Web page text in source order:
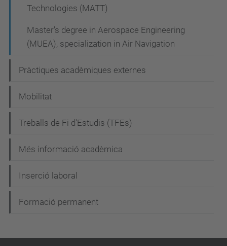
Technologies (MATT)
Master's degree in Aerospace Engineering
(MUEA), specialization in Air Navigation
Pràctiques acadèmiques externes
Mobilitat
Treballs de Fi d'Estudis (TFEs)
Més informació acadèmica
Inserció laboral
Formació permanent